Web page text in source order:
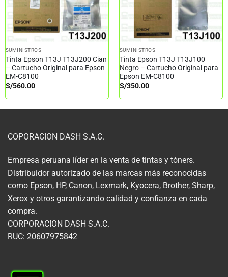
SUMINISTROS
Tinta Epson T13J T13J200 Cian
– Cartucho Original para Epson
EM-C8100
S/560.00
SUMINISTROS
Tinta Epson T13J T13J100
Negro – Cartucho Original para
Epson EM-C8100
S/350.00
COPORACION DASH S.A.C.
Empresa peruana líder en la venta de tintas y tóners.
Distribuidor autorizado de las marcas más reconocidas
como Epson, HP, Canon, Lexmark, Kyocera, Brother, Sharp,
Xerox y otros garantizando calidad y confianza en cada
compra.
CORPORACION DASH S.A.C.
RUC: 20607975842